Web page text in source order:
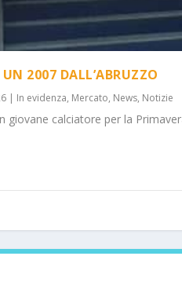
2007 DALL’ABRUZZO
| In evidenza, Mercato, News, Notizie
giovane calciatore per la